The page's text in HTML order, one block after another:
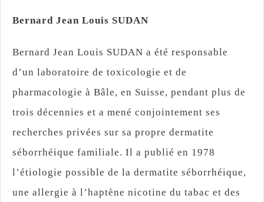
Bernard Jean Louis SUDAN
Bernard Jean Louis SUDAN a été responsable
d’un laboratoire de toxicologie et de
pharmacologie à Bâle, en Suisse, pendant plus de
trois décennies et a mené conjointement ses
recherches privées sur sa propre dermatite
séborrhéique familiale. Il a publié en 1978
l’étiologie possible de la dermatite séborrhéique,
une allergie à l’haptène nicotine du tabac et des